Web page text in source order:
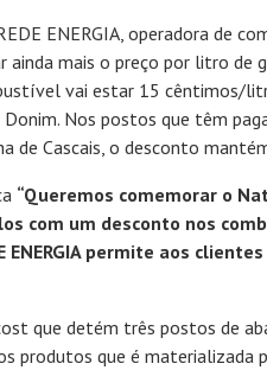
ENERGIA, operadora de
mais o preço por litro de
vai estar 15 cêntimos/
Nos postos que têm
de Cascais, o desconto
“Queremos comemorar o
com um desconto nos
ENERGIA permite aos
que detém três postos de
produtos que é materializada